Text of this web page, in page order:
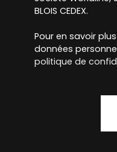
BLOIS CEDEX.
Pour en savoir
données
politique de